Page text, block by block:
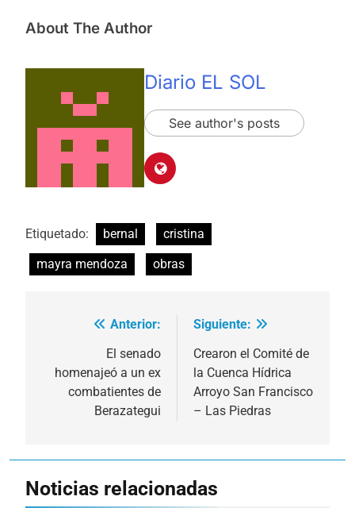
About The Author
Diario EL SOL
See author's posts
Etiquetado: bernal
cristina
mayra mendoza
obras
Navegación
entradas
Anterior:
El senado
homenajeó a un ex
combatientes de
Berazategui
Siguiente:
Crearon el Comité de
la Cuenca Hídrica
Arroyo San Francisco
– Las Piedras
Noticias relacionadas